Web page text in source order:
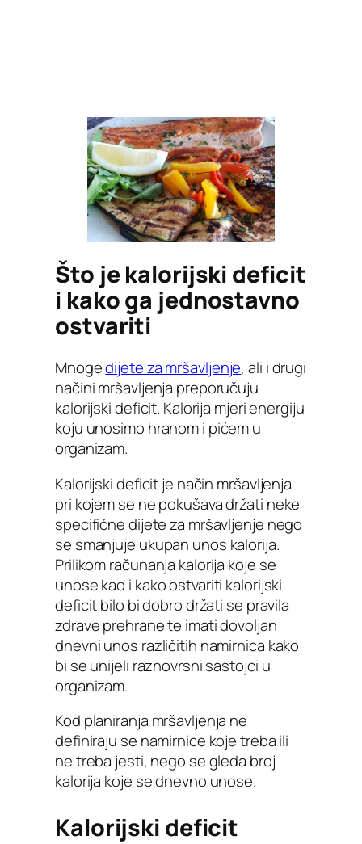
Što je kalorijski deficit
i kako ga jednostavno
ostvariti
Mnogedijete za mršavljenje, ali i drugi
načini mršavljenja preporučuju
kalorijski deficit. Kalorija mjeri energiju
koju unosimo hranom i pićem u
organizam.
Kalorijski deficit je način mršavljenja
pri kojem se ne pokušava držati neke
specifične dijete za mršavljenje nego
se smanjuje ukupan unos kalorija.
Prilikom računanja kalorija koje se
unose kao i kako ostvariti kalorijski
deficit bilo bi dobro držati se pravila
zdrave prehrane te imati dovoljan
dnevni unos različitih namirnica kako
bi se unijeli raznovrsni sastojci u
organizam.
Kod planiranja mršavljenja ne
definiraju se namirnice koje treba ili
ne treba jesti, nego se gleda broj
kalorija koje se dnevno unose.
Kalorijski deficit